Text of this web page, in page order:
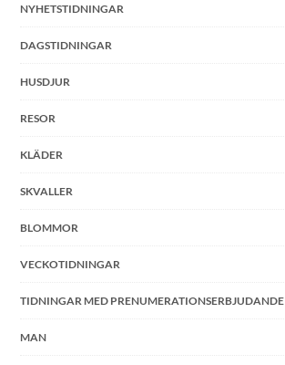
NYHETSTIDNINGAR
DAGSTIDNINGAR
HUSDJUR
RESOR
KLÄDER
SKVALLER
BLOMMOR
VECKOTIDNINGAR
TIDNINGAR MED PRENUMERATIONSERBJUDANDE
MAN